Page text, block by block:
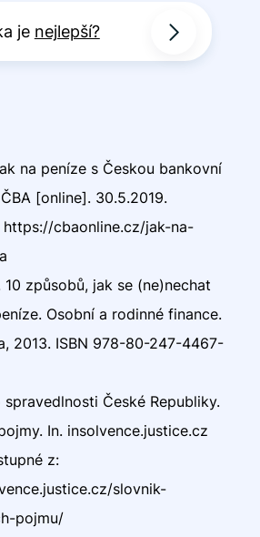
je nejlepší?
na peníze s Českou bankovní
[online]. 30.5.2019.
https://cbaonline.cz/jak-na-
10 způsobů, jak se (ne)nechat
Osobní a rodinné finance.
2013. ISBN 978-80-247-4467-
České Republiky.
In. insolvence.justice.cz
z:
slovnik-
pojmu/